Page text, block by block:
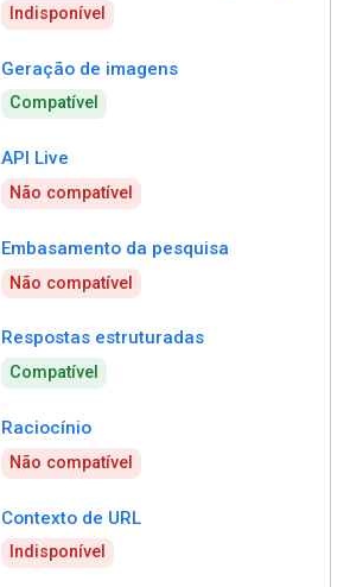
Indisponível
Geração de imagens
Compatível
API Live
Não compatível
Embasamento da pesquisa
Não compatível
Respostas estruturadas
Compatível
Raciocínio
Não compatível
Contexto de URL
Indisponível